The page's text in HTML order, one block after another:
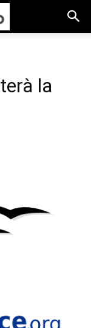
la